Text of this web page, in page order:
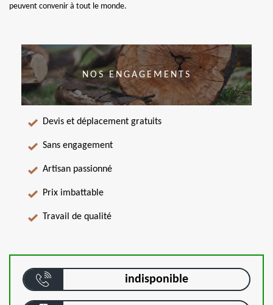
peuvent convenir à tout le monde.
NOS ENGAGEMENTS
Devis et déplacement gratuits
Sans engagement
Artisan passionné
Prix imbattable
Travail de qualité
indisponible